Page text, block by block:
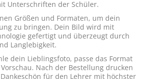
Unterschriften der Schüler.
Größen und Formaten, um dein
zu bringen. Dein Bild wird mit
gefertigt und überzeugt durch
Langlebigkeit.
dein Lieblingsfoto, passe das Format
Nach der Bestellung drucken
für den Lehrer mit höchster